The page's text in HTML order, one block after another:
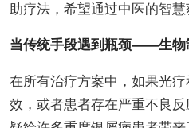
助疗法，希望通过中医的智慧
当传统手段遇到瓶颈——生物
在所有治疗方案中，如果光
效，或者患者存在严重不良反